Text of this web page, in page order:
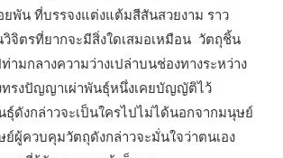
พัน ที่บรรจงแต่งแต้มสีสันสวยงาม ราว
จิตรที่ยากจะมีสิ่งใดเสมอเหมือน วัตถุชิ้น
ามกลางความว่างเปล่าบนช่องทางระหว่าง
ทรงปัญญาเผ่าพันธุ์หนึ่งเคยบัญญัติไว้
ธุ์ดังกล่าวจะเป็นใครไปไม่ได้นอกจากมนุษย์
ผู้ควบคุมวัตถุดังกล่าวจะมั่นใจว่าตนเอง